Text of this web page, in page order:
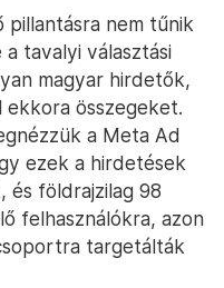
pillantásra nem tűnik
tavalyi választási
magyar hirdetők,
ekkora összegeket.
a Meta Ad
ezek a hirdetések
és földrajzilag 98
felhasználókra, azon
targetálták